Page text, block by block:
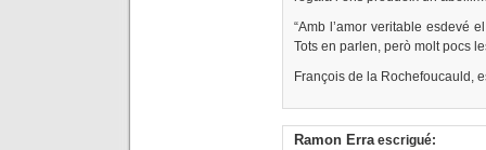
“Amb l’amor veritable esdevé
Tots en parlen, però molt pocs
François de la Rochefoucauld,
Ramon Erra escrigué: